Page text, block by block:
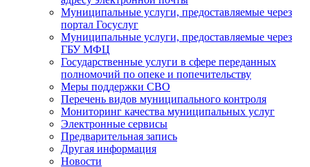
Муниципальные услуги, предоставляемые через
портал Госуслуг
Муниципальные услуги, предоставляемые через
ГБУ МФЦ
Государственные услуги в сфере переданных
полномочий по опеке и попечительству
Меры поддержки СВО
Перечень видов муниципального контроля
Мониторинг качества муниципальных услуг
Электронные сервисы
Предварительная запись
Другая информация
Новости